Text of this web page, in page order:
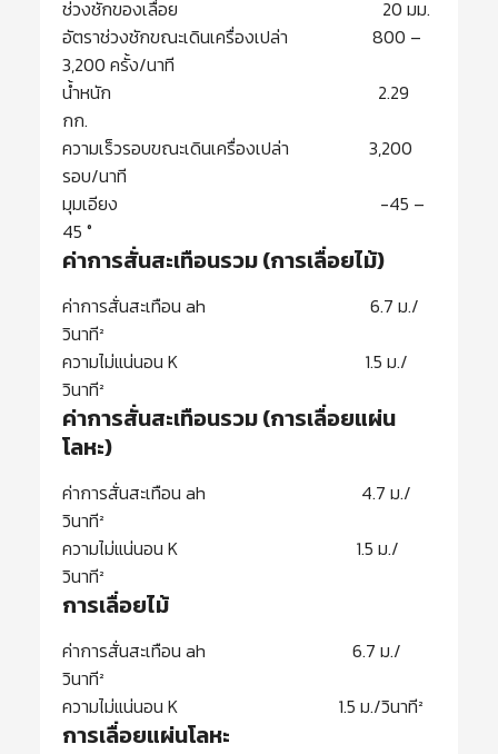
ช่วงชักของเลื่อย 20 มม.
อัตราช่วงชักขณะเดินเครื่องเปล่า 800 –
3,200 ครั้ง/นาที
น้ำหนัก 2.29
กก.
ความเร็วรอบขณะเดินเครื่องเปล่า 3,200
รอบ/นาที
มุมเอียง -45 –
45 °
ค่าการสั่นสะเทือนรวม (การเลื่อยไม้)
ค่าการสั่นสะเทือน ah 6.7 ม./
วินาที²
ความไม่แน่นอน K 1.5 ม./
วินาที²
ค่าการสั่นสะเทือนรวม (การเลื่อยแผ่น
โลหะ)
ค่าการสั่นสะเทือน ah 4.7 ม./
วินาที²
ความไม่แน่นอน K 1.5 ม./
วินาที²
การเลื่อยไม้
ค่าการสั่นสะเทือน ah 6.7 ม./
วินาที²
ความไม่แน่นอน K 1.5 ม./วินาที²
การเลื่อยแผ่นโลหะ